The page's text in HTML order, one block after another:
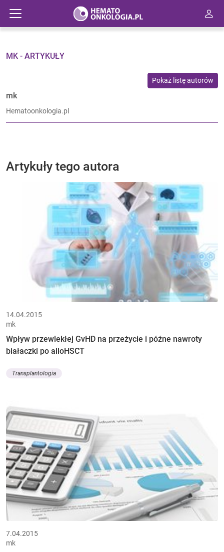
MK - ARTYKUŁY
Pokaż listę autorów
mk
Hematoonkologia.pl
Artykuły tego autora
14.04.2015
mk
Wpływ przewlekłej GvHD na przeżycie i późne nawroty
białaczki po alloHSCT
Transplantologia
7.04.2015
mk